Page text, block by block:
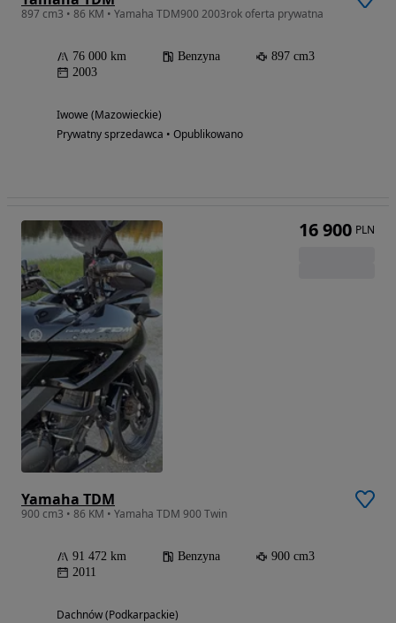
897 cm3 • 86 KM • Yamaha TDM900 2003rok oferta prywatna
76 000 km Benzyna
897 cm3
2003
Iwowe (Mazowieckie)
Prywatny sprzedawca • Opublikowano
Yamaha TDM
900 cm3 • 86 KM • Yamaha TDM 900 Twin
91 472 km Benzyna
900 cm3
2011
Dachnów (Podkarpackie)
16 900 PLN